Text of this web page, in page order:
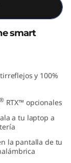
smart
y 100%
RTX™ opcionales
a tu laptop a
la pantalla de tu